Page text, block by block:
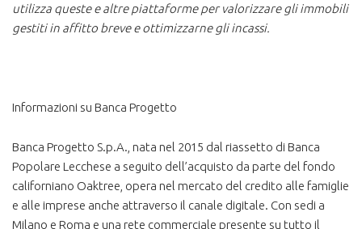
utilizza queste e altre piattaforme per valorizzare gli immobili
gestiti in affitto breve e ottimizzarne gli incassi.
Informazioni su Banca Progetto
Banca Progetto S.p.A., nata nel 2015 dal riassetto di Banca
Popolare Lecchese a seguito dell’acquisto da parte del fondo
californiano Oaktree, opera nel mercato del credito alle famiglie
e alle imprese anche attraverso il canale digitale. Con sedi a
Milano e Roma e una rete commerciale presente su tutto il